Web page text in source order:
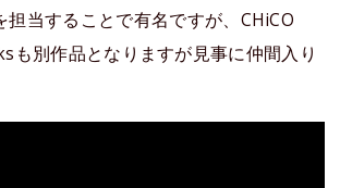
担当することで有名ですが、CHiCO
別作品となりますが見事に仲間入り